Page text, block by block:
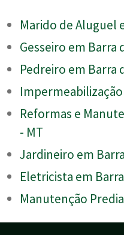
Marido de Aluguel
Gesseiro em Barra
Pedreiro em Barra
Impermeabilização
Reformas e
- MT
Jardineiro em
Eletricista em
Manutenção